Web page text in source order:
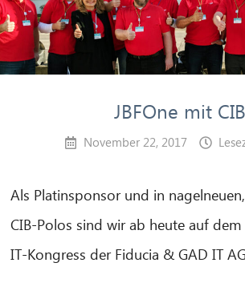
JBFOne mit CIB
November 22, 2017
Als Platinsponsor und in
CIB-Polos sind wir ab heute auf
IT-Kongress der Fiducia & GAD IT